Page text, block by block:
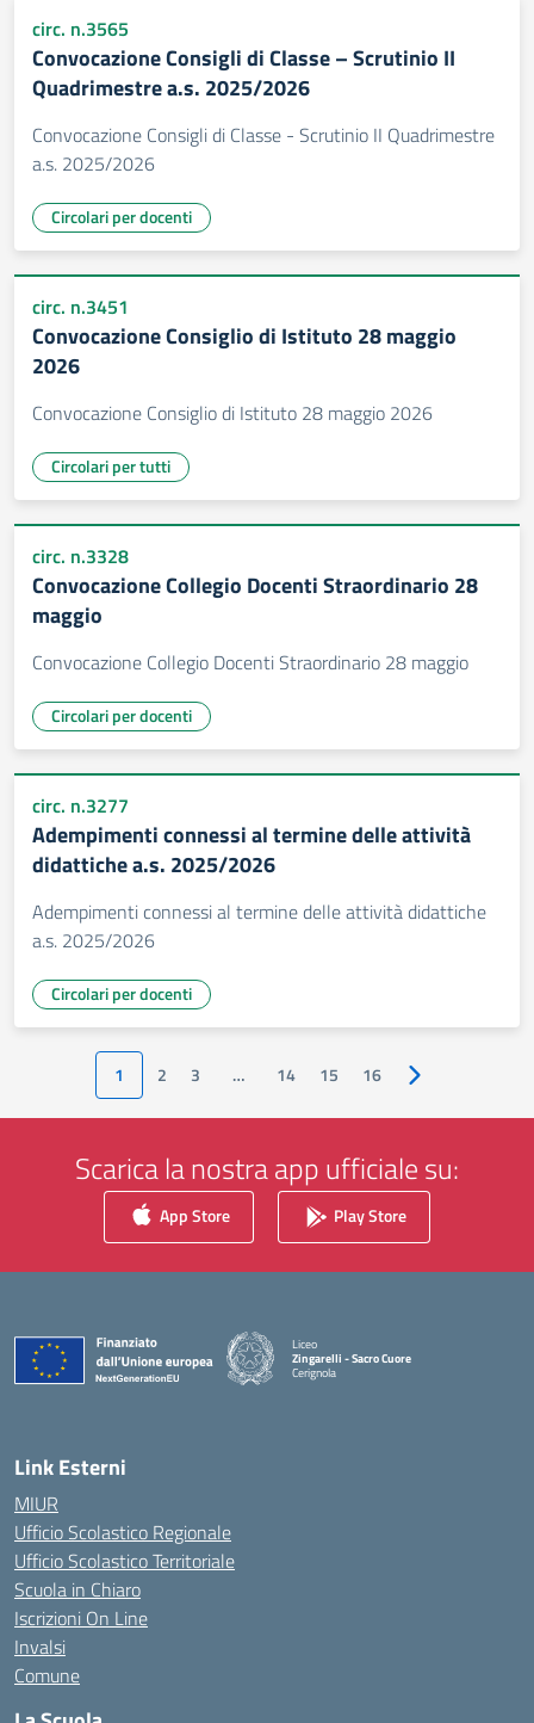
circ. n.3565
Convocazione Consigli di Classe – Scrutinio II
Quadrimestre a.s. 2025/2026
Convocazione Consigli di Classe - Scrutinio II Quadrimestre
a.s. 2025/2026
Circolari per docenti
circ. n.3451
Convocazione Consiglio di Istituto 28 maggio
2026
Convocazione Consiglio di Istituto 28 maggio 2026
Circolari per tutti
circ. n.3328
Convocazione Collegio Docenti Straordinario 28
maggio
Convocazione Collegio Docenti Straordinario 28 maggio
Circolari per docenti
circ. n.3277
Adempimenti connessi al termine delle attività
didattiche a.s. 2025/2026
Adempimenti connessi al termine delle attività didattiche
a.s. 2025/2026
Circolari per docenti
1 2 3 … 14 15 16 Pagina
Scarica la nostra app ufficiale su:
App Store Play Store
Liceo
Zingarelli - Sacro Cuore
Cerignola
— Visita la pagina iniziale della scuola
Link Esterni
MIUR
Ufficio Scolastico Regionale
Ufficio Scolastico Territoriale
Scuola in Chiaro
Iscrizioni On Line
Invalsi
Comune